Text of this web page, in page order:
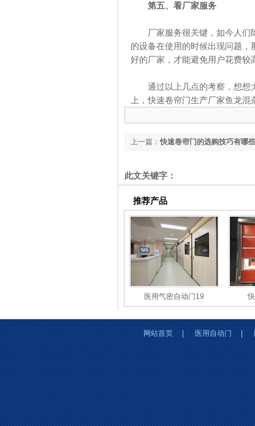
第五、看厂家服务
厂家服务很关键，如今人们除
的设备在使用的时候出现问题
好的厂家，才能避免用户花费较
通过以上几点的考察，想想大
上，快速卷帘门生产厂家鱼龙
上一篇：快速卷帘门的选购技巧有哪
此文关键字：
推荐产品
医用气密自动门19
网站首页 医用自动门